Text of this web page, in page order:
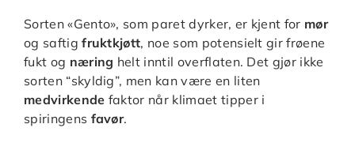
Sorten «Gento», som paret dyrker, er kjent for mør
og saftigfruktkjøtt, noe som potensielt gir frøene
fukt og næring helt inntil overflaten. Det gjør ikke
sorten “skyldig”, men kan være en liten
medvirkende faktor når klimaet tipper i
spiringens favør.